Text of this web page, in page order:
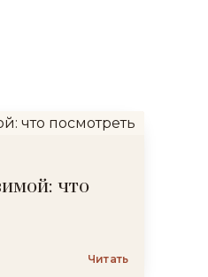
что
Читать